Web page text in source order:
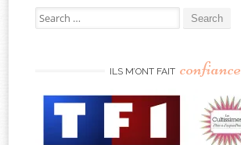
Search
for:
ILS M’ONT FAIT confiance